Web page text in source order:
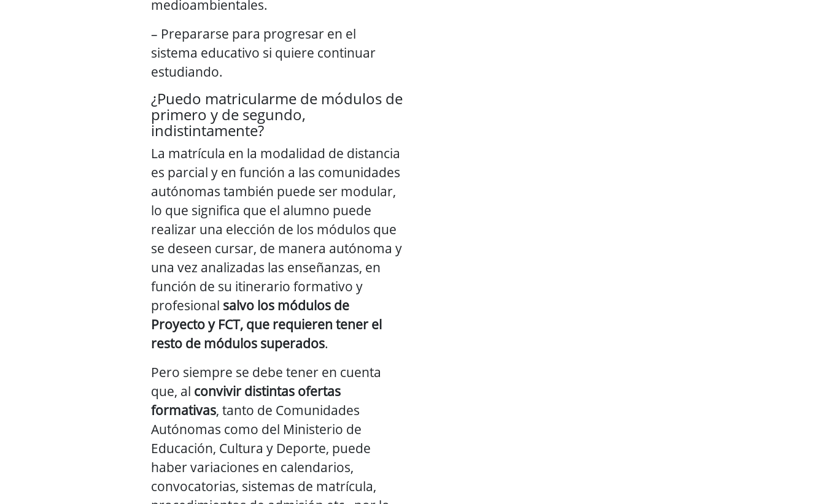
medioambientales.
– Prepararse para progresar en el
sistema educativo si quiere continuar
estudiando.
¿Puedo matricularme de módulos de
primero y de segundo,
indistintamente?
La matrícula en la modalidad de distancia
es parcial y en función a las comunidades
autónomas también puede ser modular,
lo que significa que el alumno puede
realizar una elección de los módulos que
se deseen cursar, de manera autónoma y
una vez analizadas las enseñanzas, en
función de su itinerario formativo y
profesional salvo los módulos de
Proyecto y FCT, que requieren tener el
resto de módulos superados.
Pero siempre se debe tener en cuenta
que, al convivir distintas ofertas
formativas, tanto de Comunidades
Autónomas como del Ministerio de
Educación, Cultura y Deporte, puede
haber variaciones en calendarios,
convocatorias, sistemas de matrícula,